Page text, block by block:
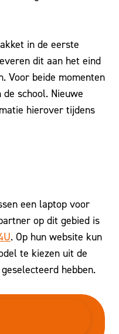
in de eerste
dit aan het eind
Voor beide momenten
school. Nieuwe
hierover tijdens
een laptop voor
op dit gebied is
. Op hun website kun
te kiezen uit de
hebben.